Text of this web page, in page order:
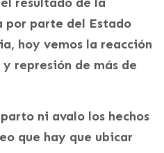
por parte del Estado
hoy vemos la reacción
represión de más de
ni avalo los hechos
que hay que ubicar